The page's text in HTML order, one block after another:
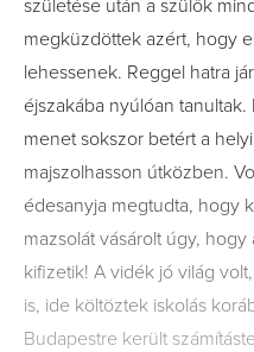
születése után a szülők
megküzdöttek azért, hogy
lehessenek. Reggel hatra
éjszakába nyúlóan
menet sokszor betért a
majszolhasson útközben.
édesanyja megtudta, hogy
mazsolát vásárolt úgy,
kifizetik! A vidék jó világ
is, ide költöztek iskolás
Budapestre került